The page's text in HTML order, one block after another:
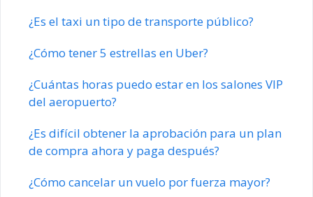
¿Es el taxi un tipo de transporte público?
¿Cómo tener 5 estrellas en Uber?
¿Cuántas horas puedo estar en los salones VIP
del aeropuerto?
¿Es difícil obtener la aprobación para un plan
de compra ahora y paga después?
¿Cómo cancelar un vuelo por fuerza mayor?